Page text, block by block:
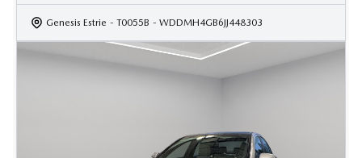
Genesis Estrie - T0055B - WDDMH4GB6JJ448303